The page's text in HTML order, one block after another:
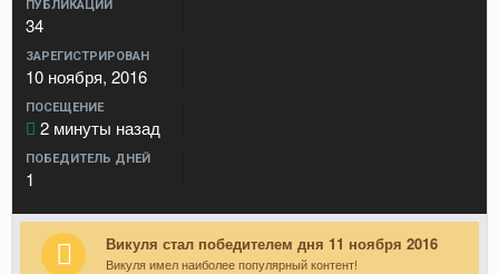
ПУБЛИКАЦИЙ
34
ЗАРЕГИСТРИРОВАН
10 ноября, 2016
ПОСЕЩЕНИЕ
2 минуты назад
ПОБЕДИТЕЛЬ ДНЕЙ
1
Викуля стал победителем дня 11 ноября 2016
Викуля имел наиболее популярный контент!